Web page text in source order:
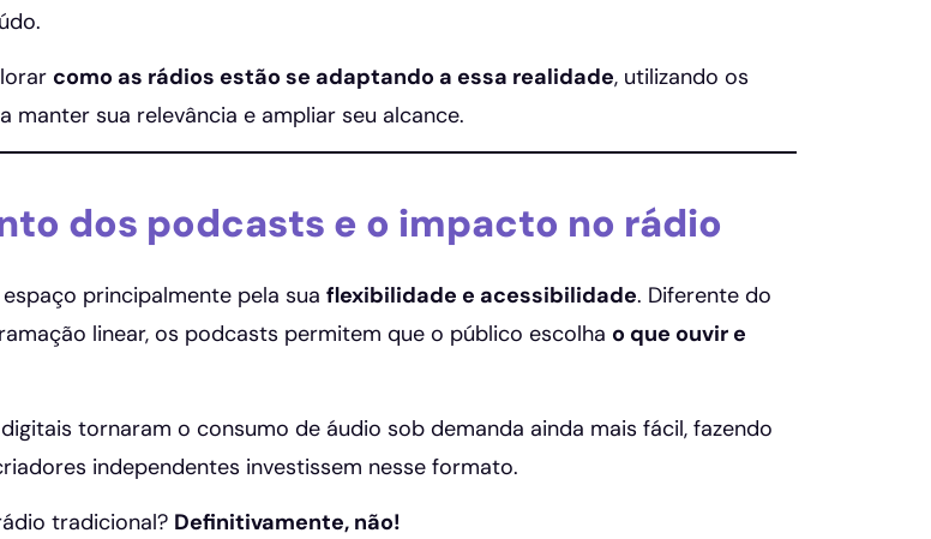
como as rádios estão se adaptando a essa realidade, utilizando os
manter sua relevância e ampliar seu alcance.
dos podcasts e o impacto no rádio
principalmente pela sua flexibilidade e acessibilidade. Diferente do
linear, os podcasts permitem que o público escolha o que ouvir e
tornaram o consumo de áudio sob demanda ainda mais fácil, fazendo
independentes investissem nesse formato.
tradicional? Definitivamente, não!